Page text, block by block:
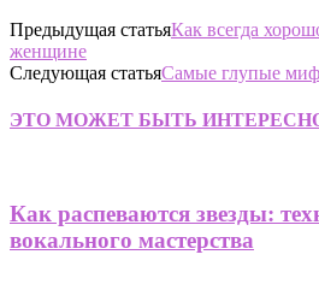
Предыдущая статьяКак всегда
женщине
Следующая статьяСамые глупые
ЭТО МОЖЕТ БЫТЬ
Как распеваются звезды:
вокального мастерства